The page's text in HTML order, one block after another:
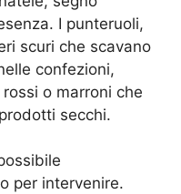
I punteruoli,
scuri che scavano
confezioni,
o marroni che
secchi.
per intervenire.